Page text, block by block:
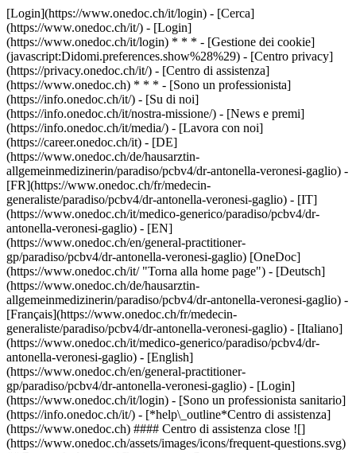
[Login](https://www.onedoc.ch/it/login) - [Cerca]
(https://www.onedoc.ch/it/) - [Login]
(https://www.onedoc.ch/it/login) * * * - [Gestione dei cookie]
(javascript:Didomi.preferences.show%28%29) - [Centro privacy]
(https://privacy.onedoc.ch/it/) - [Centro di assistenza]
(https://www.onedoc.ch) * * * - [Sono un professionista]
(https://info.onedoc.ch/it/) - [Su di noi]
(https://info.onedoc.ch/it/nostra-missione/) - [News e premi]
(https://info.onedoc.ch/it/media/) - [Lavora con noi]
(https://career.onedoc.ch/it) - [DE]
(https://www.onedoc.ch/de/hausarztin-
allgemeinmedizinerin/paradiso/pcbv4/dr-antonella-veronesi-gaglio) -
[FR](https://www.onedoc.ch/fr/medecin-
generaliste/paradiso/pcbv4/dr-antonella-veronesi-gaglio) - [IT]
(https://www.onedoc.ch/it/medico-generico/paradiso/pcbv4/dr-
antonella-veronesi-gaglio) - [EN]
(https://www.onedoc.ch/en/general-practitioner-
gp/paradiso/pcbv4/dr-antonella-veronesi-gaglio) [OneDoc]
(https://www.onedoc.ch/it/ "Torna alla home page") - [Deutsch]
(https://www.onedoc.ch/de/hausarztin-
allgemeinmedizinerin/paradiso/pcbv4/dr-antonella-veronesi-gaglio) -
[Français](https://www.onedoc.ch/fr/medecin-
generaliste/paradiso/pcbv4/dr-antonella-veronesi-gaglio) - [Italiano]
(https://www.onedoc.ch/it/medico-generico/paradiso/pcbv4/dr-
antonella-veronesi-gaglio) - [English]
(https://www.onedoc.ch/en/general-practitioner-
gp/paradiso/pcbv4/dr-antonella-veronesi-gaglio) - [Login]
(https://www.onedoc.ch/it/login) - [Sono un professionista sanitario]
(https://info.onedoc.ch/it/) - [*help\_outline*Centro di assistenza]
(https://www.onedoc.ch) #### Centro di assistenza close ![]
(https://www.onedoc.ch/assets/images/icons/frequent-questions.svg)